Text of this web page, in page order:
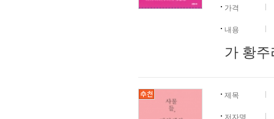
가격
내용
가 황
제목
저자명